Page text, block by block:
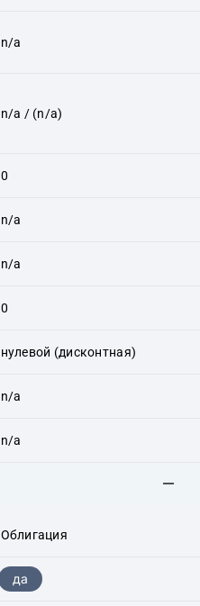
n/a
n/a / (n/a)
0
n/a
n/a
0
нулевой (дисконтная)
n/a
n/a
Облигация
да